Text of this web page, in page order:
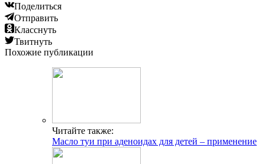
Поделиться
Отправить
Класснуть
Твитнуть
Похожие публикации
Читайте также:
Масло туи при аденоидах для детей – применение